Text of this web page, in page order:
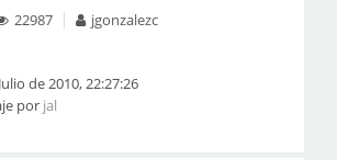
22987 jgonzalezc
de 2010, 22:27:26
por jal